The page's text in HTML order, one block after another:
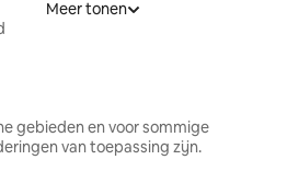
Meer tonen
gebieden en voor sommige
van toepassing zijn.